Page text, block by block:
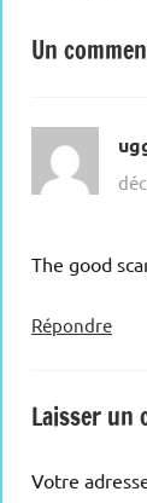
l’article
Un
The good
Répondre
Laisser un
Votre